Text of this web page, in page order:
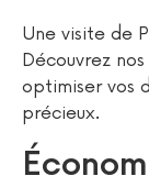
Une visite de
Découvrez
optimiser vos
précieux.